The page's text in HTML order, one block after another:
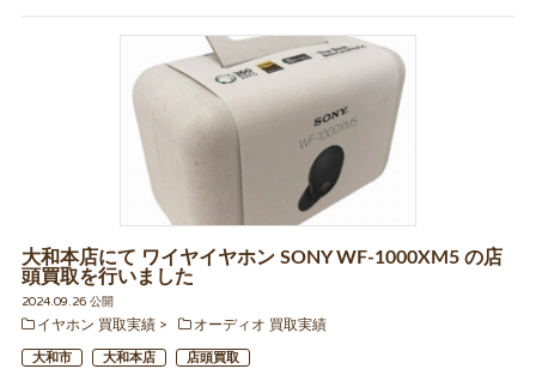
大和本店にて ワイヤイヤホン SONY WF-1000XM5 の店
頭買取を行いました
2024.09.26 公開
イヤホン 買取実績
オーディオ 買取実績
大和市 大和本店 店頭買取